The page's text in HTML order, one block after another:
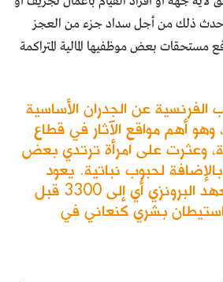
حدث ذلك من أجل سداد جزء من العجز
مستحقات بعض موظفيها المالية المتراكمة
عن الجدران الأساسية
وهو أهم مواقع الآثار في قطاع
وعثرت على امرأة ترتدي بعض
لحبوب نباتية. يعود
تاريخ المكان إلى العهد البرونزي أي إلى 3300 قبل
استيطان بشري كنعاني في